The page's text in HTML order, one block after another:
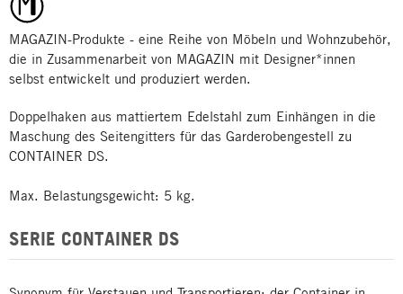
MAGAZIN-Produkte - eine Reihe von Möbeln und Wohnzubehör,
die in Zusammenarbeit von MAGAZIN mit Designer*innen
selbst entwickelt und produziert werden.
Doppelhaken aus mattiertem Edelstahl zum Einhängen in die
Maschung des Seitengitters für das Garderobengestell zu
CONTAINER DS.
Max. Belastungsgewicht: 5 kg.
SERIE CONTAINER DS